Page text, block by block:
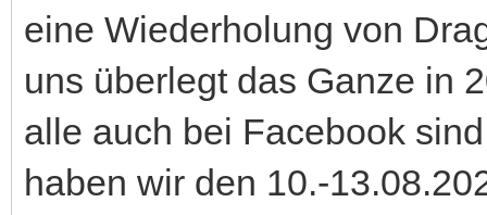
eine Wiederholung von
uns überlegt das Ganze in
alle auch bei Facebook
haben wir den 10.-